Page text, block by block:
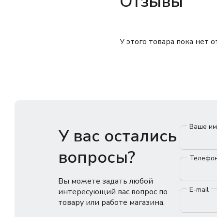
У этого товара пока нет
У вас остались
вопросы?
Вы можете задать любой
интересующий вас вопрос по
товару или работе магазина.
Ваше
E-mail